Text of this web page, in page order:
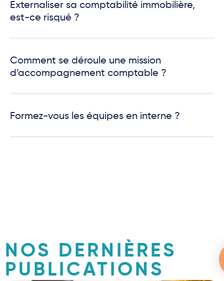
Externaliser sa comptabilité immobilière,
est-ce risqué ?
Comment se déroule une mission
d’accompagnement comptable ?
Formez-vous les équipes en interne ?
NOS DERNIÈRES
PUBLICATIONS